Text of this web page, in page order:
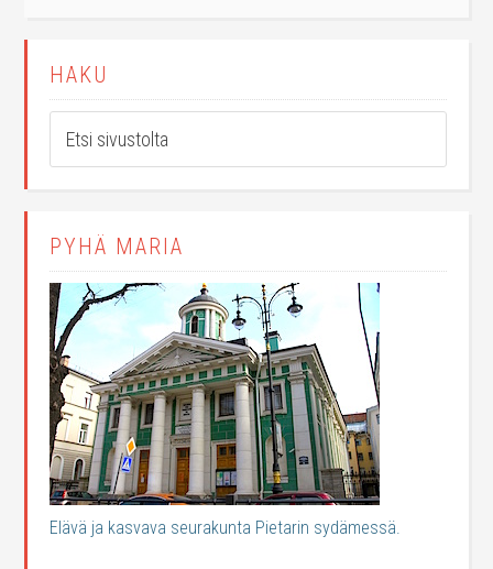
HAKU
PYHÄ MARIA
Elävä ja kasvava seurakunta Pietarin sydämessä.